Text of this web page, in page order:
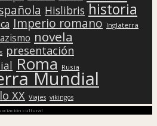
Hislibris historia
Imperio romano Inglaterra
novela
presentación
Roma Rusia
Mundial
XX Viajes vikingos
cultural